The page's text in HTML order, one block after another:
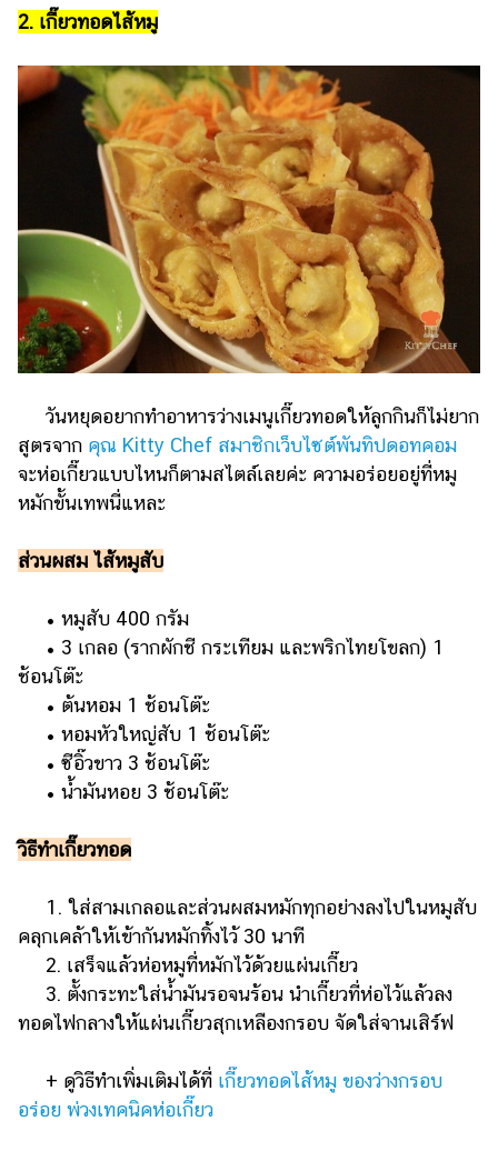
2. เกี๊ยวทอดไส้หมู
วันหยุดอยากทำอาหารว่างเมนูเกี๊ยวทอดให้ลูกกินก็ไม่ยาก
สูตรจาก คุณ Kitty Chef สมาชิกเว็บไซต์พันทิปดอทคอม
จะห่อเกี๊ยวแบบไหนก็ตามสไตล์เลยค่ะ ความอร่อยอยู่ที่หมู
หมักขั้นเทพนี่แหละ
ส่วนผสม ไส้หมูสับ
• หมูสับ 400 กรัม
• 3 เกลอ (รากผักชี กระเทียม และพริกไทยโขลก) 1
ช้อนโต๊ะ
• ต้นหอม 1 ช้อนโต๊ะ
• หอมหัวใหญ่สับ 1 ช้อนโต๊ะ
• ซีอิ๊วขาว 3 ช้อนโต๊ะ
• น้ำมันหอย 3 ช้อนโต๊ะ
วิธีทำเกี๊ยวทอด
1. ใส่สามเกลอและส่วนผสมหมักทุกอย่างลงไปในหมูสับ
คลุกเคล้าให้เข้ากันหมักทิ้งไว้ 30 นาที
2. เสร็จแล้วห่อหมูที่หมักไว้ด้วยแผ่นเกี๊ยว
3. ตั้งกระทะใส่น้ำมันรอจนร้อน นำเกี๊ยวที่ห่อไว้แล้วลง
ทอดไฟกลางให้แผ่นเกี๊ยวสุกเหลืองกรอบ จัดใส่จานเสิร์ฟ
+ ดูวิธีทำเพิ่มเติมได้ที่ เกี๊ยวทอดไส้หมู ของว่างกรอบ
อร่อย พ่วงเทคนิคห่อเกี๊ยว